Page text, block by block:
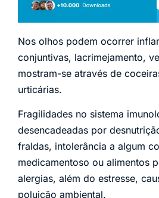
Nos olhos podem ocorrer
conjuntivas, lacrimejamento,
mostram-se através de
urticárias.
Fragilidades no sistema
desencadeadas por
fraldas, intolerância a algum
medicamentoso ou alimentos
alergias, além do estresse,
poluição ambiental.